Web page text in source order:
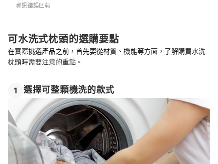
資訊錯誤回報
可水洗式枕頭的選購要點
在實際挑選產品之前，首先要從材質、機能等方面，了解購買水洗
枕頭時需要注意的重點。
1 選擇可整顆機洗的款式